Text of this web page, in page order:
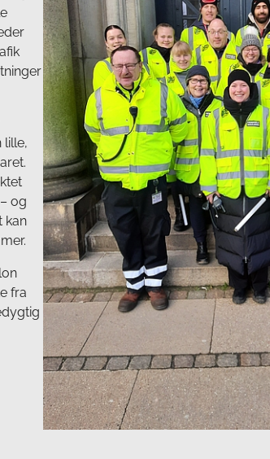
lille,
og
kan
fra